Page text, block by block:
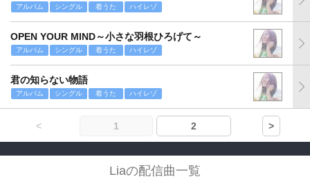
アルバム シングル 着うた ハイレゾ
OPEN YOUR MIND～小さな羽根ひろげて～
アルバム シングル 着うた ハイレゾ
君の知らない物語
アルバム シングル 着うた ハイレゾ
< 1 2 >
Liaの配信曲一覧